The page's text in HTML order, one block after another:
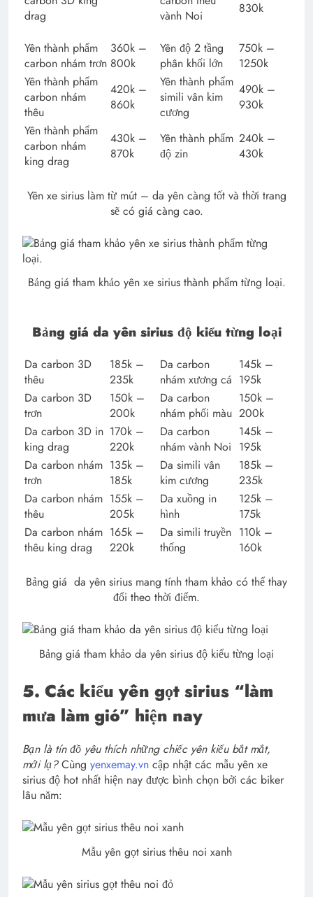
drag
vành Noi
830k
Yên thành phẩm
carbon nhám trơn
360k –
800k
Yên độ 2 tầng
phân khối lớn
750k –
1250k
Yên thành phẩm
carbon nhám
thêu
420k –
860k
Yên thành phẩm
simili vân kim
cương
490k –
930k
Yên thành phẩm
carbon nhám
king drag
430k –
870k
Yên thành phẩm
độ zin
240k –
430k
Yên xe sirius làm từ mút – da yên càng tốt và thời trang
sẽ có giá càng cao.
Bảng giá tham khảo yên xe sirius thành phẩm từng loại.
Bảng giá da yên sirius độ kiểu từng loại
Da carbon 3D
thêu
185k –
235k
Da carbon
nhám xương cá
145k –
195k
Da carbon 3D
trơn
150k –
200k
Da carbon
nhám phối màu
150k –
200k
Da carbon 3D in
king drag
170k –
220k
Da carbon
nhám vành Noi
145k –
195k
Da carbon nhám
trơn
135k –
185k
Da simili vân
kim cương
185k –
235k
Da carbon nhám
thêu
155k –
205k
Da xuồng in
hình
125k –
175k
Da carbon nhám
thêu king drag
165k –
220k
Da simili truyền
thống
110k –
160k
Bảng giá da yên sirius mang tính tham khảo có thể thay
đổi theo thời điểm.
Bảng giá tham khảo da yên sirius độ kiểu từng loại
5. Các kiểu yên gọt sirius “làm
mưa làm gió” hiện nay
Bạn là tín đồ yêu thích những chiếc yên kiểu bắt mắt,
mới lạ?Cùng yenxemay.vn cập nhật các mẫu yên xe
sirius độ hot nhất hiện nay được bình chọn bởi các biker
lâu năm:
Mẫu yên gọt sirius thêu noi xanh